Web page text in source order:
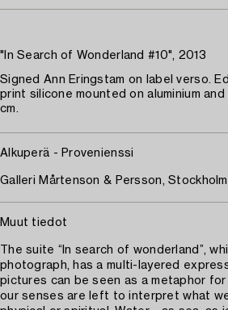
"In Search of Wonderland #10", 2013
Signed Ann Eringstam on label verso.
print silicone mounted on aluminium
cm.
Alkuperä - Provenienssi
Galleri Mårtenson & Persson,
Muut tiedot
The suite “In search of wonderland”,
photograph, has a multi-layered
pictures can be seen as a metaphor
our senses are left to interpret what